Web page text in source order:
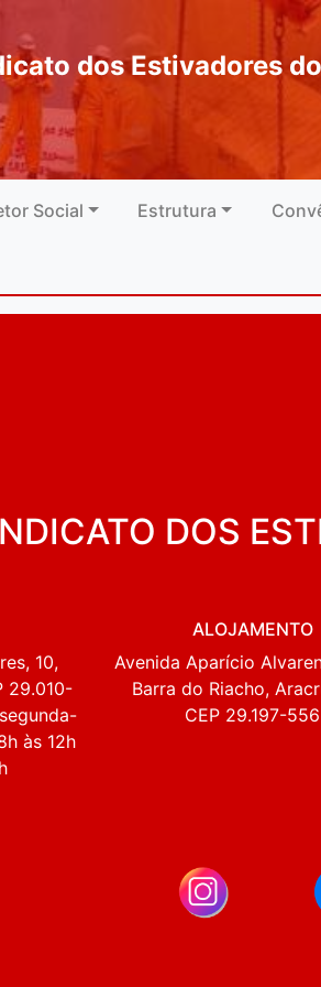
dos Estivadores
Social Estrutura
DOS
10,
29.010-
às 12h
ALOJAMENTO
Avenida Aparício
Barra do Riacho,
CEP 29.197-556